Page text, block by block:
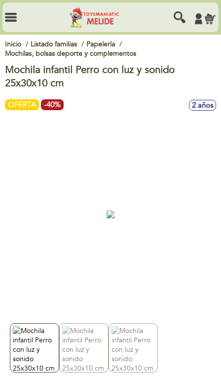
Inicio Listado familias
Papelería
Mochilas, bolsas deporte y complementos
Mochila infantil Perro con luz y sonido
25x30x10 cm
OFERTA -40% 2 años